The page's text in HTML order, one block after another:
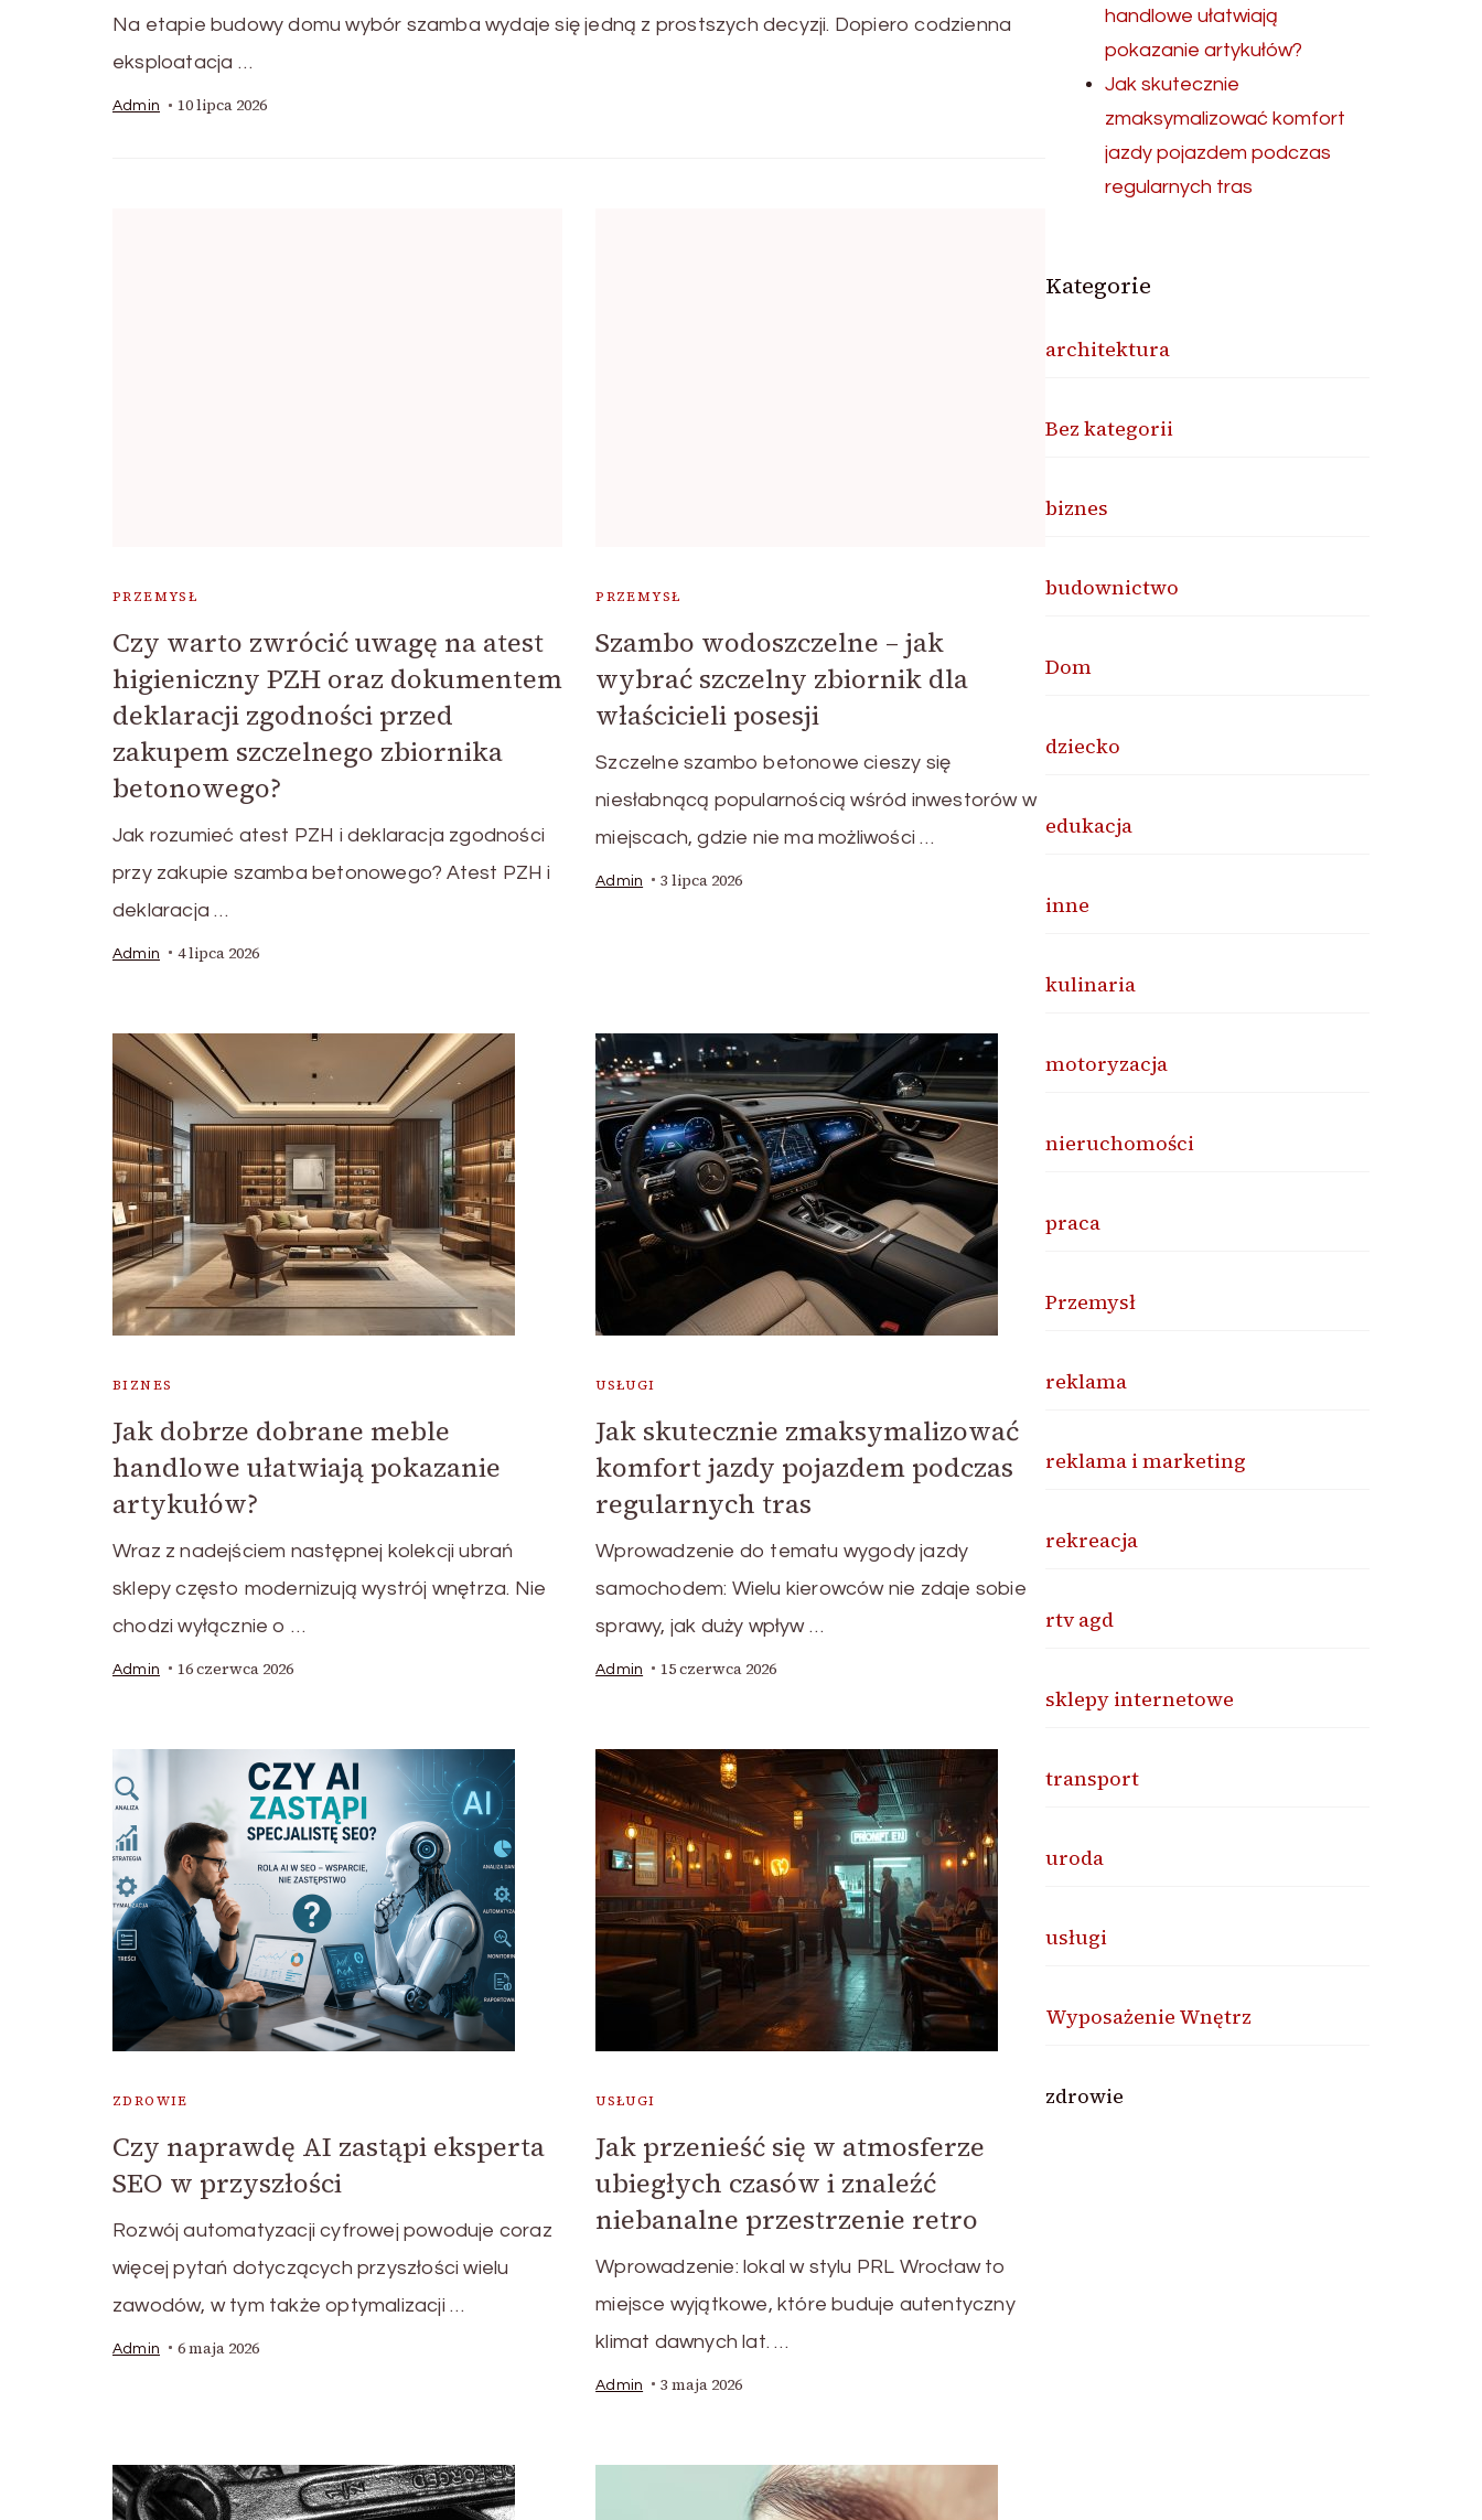
Na etapie budowy domu wybór szamba wydaje się jedną z prostszych decyzji. Dopiero codzienna
eksploatacja …
Admin 10 lipca 2026
PRZEMYSŁ
Czy warto zwrócić uwagę na atest
higieniczny PZH oraz dokumentem
deklaracji zgodności przed
zakupem szczelnego zbiornika
betonowego?
Jak rozumieć atest PZH i deklaracja zgodności
przy zakupie szamba betonowego? Atest PZH i
deklaracja …
Admin 4 lipca 2026
PRZEMYSŁ
Szambo wodoszczelne – jak
wybrać szczelny zbiornik dla
właścicieli posesji
Szczelne szambo betonowe cieszy się
niesłabnącą popularnością wśród inwestorów w
miejscach, gdzie nie ma możliwości …
Admin 3 lipca 2026
BIZNES
Jak dobrze dobrane meble
handlowe ułatwiają pokazanie
artykułów?
Wraz z nadejściem następnej kolekcji ubrań
sklepy często modernizują wystrój wnętrza. Nie
chodzi wyłącznie o …
Admin 16 czerwca 2026
USŁUGI
Jak skutecznie zmaksymalizować
komfort jazdy pojazdem podczas
regularnych tras
Wprowadzenie do tematu wygody jazdy
samochodem: Wielu kierowców nie zdaje sobie
sprawy, jak duży wpływ …
Admin 15 czerwca 2026
ZDROWIE
Czy naprawdę AI zastąpi eksperta
SEO w przyszłości
Rozwój automatyzacji cyfrowej powoduje coraz
więcej pytań dotyczących przyszłości wielu
zawodów, w tym także optymalizacji …
Admin 6 maja 2026
USŁUGI
Jak przenieść się w atmosferze
ubiegłych czasów i znaleźć
niebanalne przestrzenie retro
Wprowadzenie: lokal w stylu PRL Wrocław to
miejsce wyjątkowe, które buduje autentyczny
klimat dawnych lat. …
Admin 3 maja 2026
handlowe ułatwiają
pokazanie artykułów?
Jak skutecznie
zmaksymalizować komfort
jazdy pojazdem podczas
regularnych tras
Kategorie
architektura
Bez kategorii
biznes
budownictwo
Dom
dziecko
edukacja
inne
kulinaria
motoryzacja
nieruchomości
praca
Przemysł
reklama
reklama i marketing
rekreacja
rtv agd
sklepy internetowe
transport
uroda
usługi
Wyposażenie Wnętrz
zdrowie